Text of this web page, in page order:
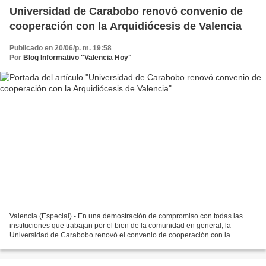
Universidad de Carabobo renovó convenio de
cooperación con la Arquidiócesis de Valencia
Publicado en 20/06/p. m. 19:58
Por Blog Informativo "Valencia Hoy"
Valencia (Especial).- En una demostración de compromiso con todas las
instituciones que trabajan por el bien de la comunidad en general, la
Universidad de Carabobo renovó el convenio de cooperación con la